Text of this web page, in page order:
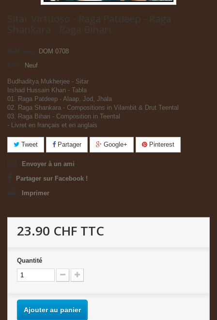
Sitar Virtuoso - Raga Patdeep - Raga
Shankara - Raga Bihari
Référence
DOM 0708
Neuf
Budhaditya Mukherjee - Sitar
Irshad Hussain Khan - Tabla
01. Raga Patdeep - Alaap, Jod, Jhala
02. Raga Shankara - Compositions in Vilambit & Drut Teental
03. Raga Bihari - Composition in Teental
- Livret en français et en anglais
Tweet Partager Google+ Pinterest
Envoyer à un ami
Partager sur Facebook !
Imprimer
23.90 CHF TTC
Quantité
Ajouter au panier